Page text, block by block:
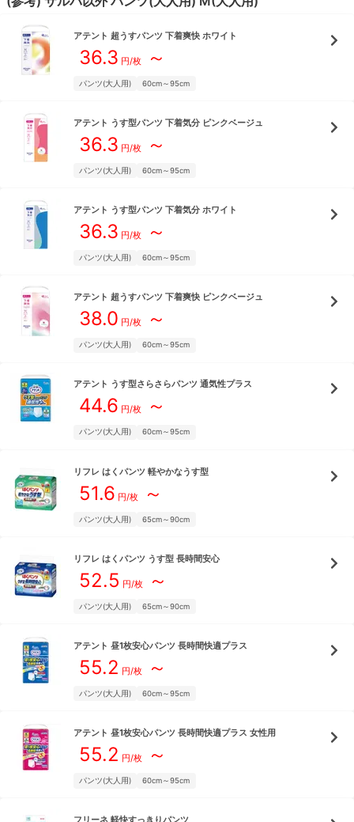
アテント 超うすパンツ 下着爽快 ホワイト
36.3 円/枚～
パンツ(大人用) 60cm～95cm
アテント うす型パンツ 下着気分 ピンクベージュ
36.3 円/枚～
パンツ(大人用) 60cm～95cm
アテント うす型パンツ 下着気分 ホワイト
36.3 円/枚～
パンツ(大人用) 60cm～95cm
アテント 超うすパンツ 下着爽快 ピンクベージュ
38.0 円/枚～
パンツ(大人用) 60cm～95cm
アテント うす型さらさらパンツ 通気性プラス
44.6 円/枚～
パンツ(大人用) 60cm～95cm
リフレ はくパンツ 軽やかなうす型
51.6 円/枚～
パンツ(大人用) 65cm～90cm
リフレ はくパンツ うす型 長時間安心
52.5 円/枚～
パンツ(大人用) 65cm～90cm
アテント 昼1枚安心パンツ 長時間快適プラス
55.2 円/枚～
パンツ(大人用) 60cm～95cm
アテント 昼1枚安心パンツ 長時間快適プラス 女性用
55.2 円/枚～
パンツ(大人用) 60cm～95cm